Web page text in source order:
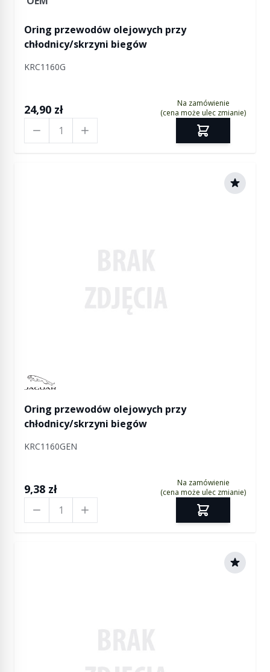
Oring przewodów olejowych przy
chłodnicy/skrzyni biegów
KRC1160G
24,90 zł
Na zamówienie
(cena może ulec zmianie)
Manufactured by Jaguar
Oring przewodów olejowych przy
chłodnicy/skrzyni biegów
KRC1160GEN
9,38 zł
Na zamówienie
(cena może ulec zmianie)